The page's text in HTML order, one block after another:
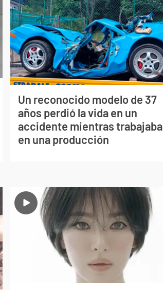
Un reconocido modelo de 37
años perdió la vida en un
accidente mientras trabajaba
en una producción